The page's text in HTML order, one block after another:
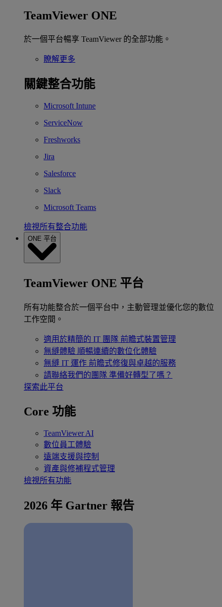
TeamViewer ONE
於一個平台暢享 TeamViewer 的全部功能。
瞭解更多
關鍵整合功能
Microsoft Intune
ServiceNow
Freshworks
Jira
Salesforce
Slack
Microsoft Teams
檢視所有整合功能
ONE 平台
TeamViewer ONE 平台
所有功能整合於一個平台中，主動管理並優化您的數位
工作空間。
適用於精簡的 IT 團隊 前瞻式裝置管理
無縫體驗 順暢連續的數位化體驗
無縫 IT 運作 前瞻式修復與卓越的服務
請聯絡我們的團隊 準備好轉型了嗎？
探索此平台
Core 功能
TeamViewer AI
數位員工體驗
遠端支援與控制
資產與修補程式管理
檢視所有功能
2026 年 Gartner 報告